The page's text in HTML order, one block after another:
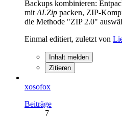
Backups kombinieren:
mit ALZip packen, ZIP-
die Methode "ZIP 2.0"
Einmal editiert, zuletzt von
Inhalt melden
Zitieren
xosofox
Beiträge
7